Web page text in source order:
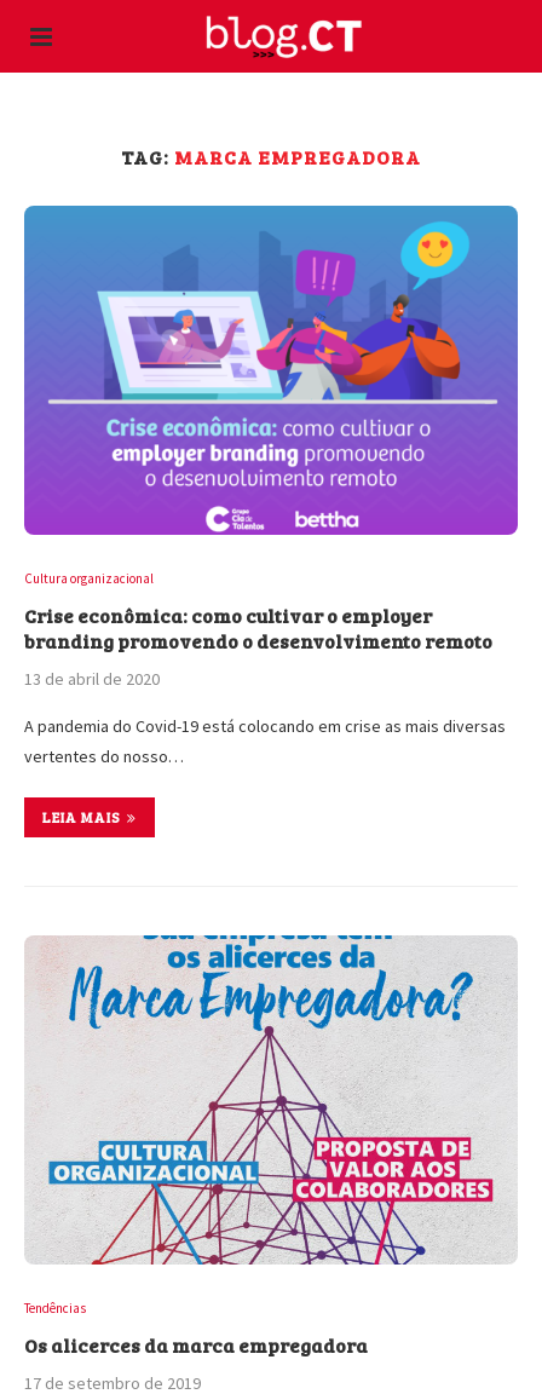
TAG: MARCA EMPREGADORA
Cultura organizacional
Crise econômica: como cultivar o employer
branding promovendo o desenvolvimento remoto
13 de abril de 2020
A pandemia do Covid-19 está colocando em crise as mais diversas
vertentes do nosso…
LEIA MAIS
Tendências
Os alicerces da marca empregadora
17 de setembro de 2019